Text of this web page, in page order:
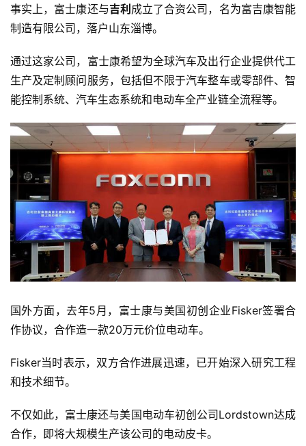
栏
吉
开
T
l
k
事实上，富士康还与吉利成立了合资公司，名为富吉康智能
制造有限公司，落户山东淄博。
通过这家公司，富士康希望为全球汽车及出行企业提供代工
生产及定制顾问服务，包括但不限于汽车整车或零部件、智
能控制系统、汽车生态系统和电动车全产业链全流程等。
国外方面，去年5月，富士康与美国初创企业Fisker签署合
作协议，合作造一款20万元价位电动车。
Fisker当时表示，双方合作进展迅速，已开始深入研究工程
和技术细节。
不仅如此，富士康还与美国电动车初创公司Lordstown达成
合作，即将大规模生产该公司的电动皮卡。